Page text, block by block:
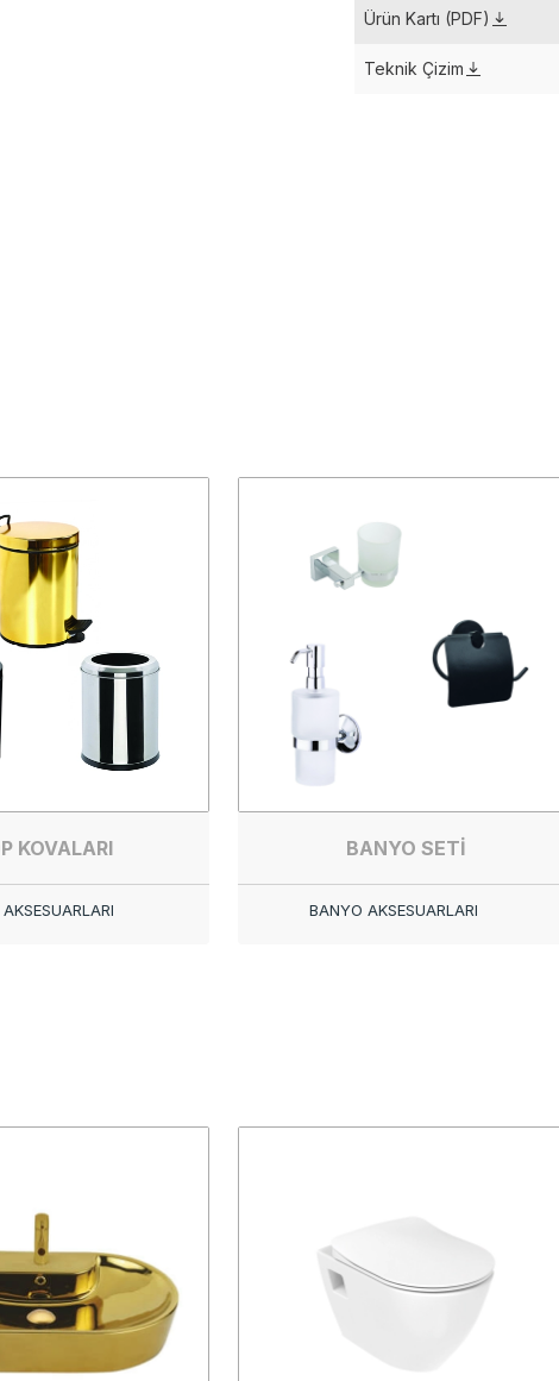
Ürün Kartı (PDF)
Teknik Çizim
KOVALARI BANYO SETİ
BANYO AKSESUARLARI